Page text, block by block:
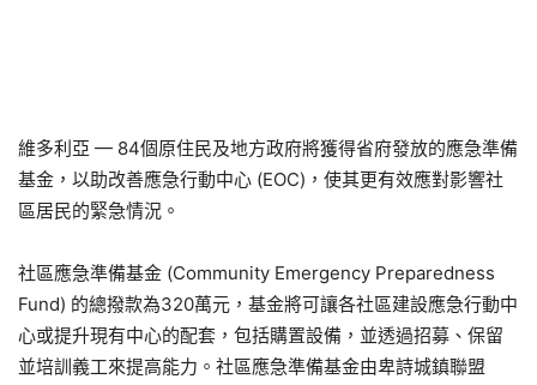
維多利亞 — 84個原住民及地方政府將獲得省府發放的應急準備
基金，以助改善應急行動中心 (EOC)，使其更有效應對影響社
區居民的緊急情況。
社區應急準備基金 (Community Emergency Preparedness
Fund) 的總撥款為320萬元，基金將可讓各社區建設應急行動中
心或提升現有中心的配套，包括購置設備，並透過招募、保留
並培訓義工來提高能力。社區應急準備基金由卑詩城鎮聯盟